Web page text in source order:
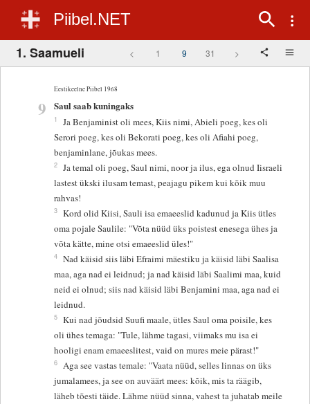
Piibel.NET
1. Saamueli < 1 9 31 >
Eestikeelne Piibel 1968
9 Saul saab kuningaks
1
Ja Benjaminist oli mees, Kiis nimi, Abieli poeg, kes oli
Serori poeg, kes oli Bekorati poeg, kes oli Afiahi poeg,
benjaminlane, jõukas mees.
2 Ja temal oli poeg, Saul nimi, noor ja ilus, ega olnud Iisraeli
lastest ükski ilusam temast, peajagu pikem kui kõik muu
rahvas!
3 Kord olid Kiisi, Sauli isa emaeeslid kadunud ja Kiis ütles
oma pojale Saulile: "Võta nüüd üks poistest enesega ühes ja
võta kätte, mine otsi emaeeslid üles!"
4 Nad käisid siis läbi Efraimi mäestiku ja käisid läbi Saalisa
maa, aga nad ei leidnud; ja nad käisid läbi Saalimi maa, kuid
neid ei olnud; siis nad käisid läbi Benjamini maa, aga nad ei
leidnud.
5 Kui nad jõudsid Suufi maale, ütles Saul oma poisile, kes
oli ühes temaga: "Tule, lähme tagasi, viimaks mu isa ei
hooligi enam emaeeslitest, vaid on mures meie pärast!"
6 Aga see vastas temale: "Vaata nüüd, selles linnas on üks
jumalamees, ja see on auväärt mees: kõik, mis ta räägib,
läheb tõesti täide. Lähme nüüd sinna, vahest ta juhatab meile